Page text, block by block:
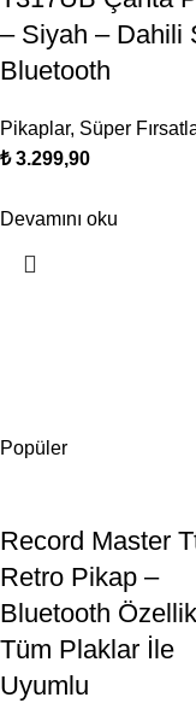
– Siyah – Dahili
Bluetooth
Pikaplar, Süper
₺
Devamını oku
Popüler
Record Master
Retro Pikap –
Bluetooth
Tüm Plaklar İle
Uyumlu